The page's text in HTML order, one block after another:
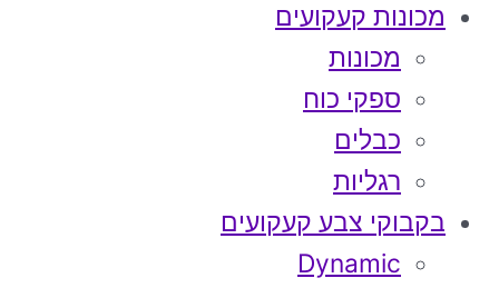
מכונות קעקועים
מכונות
ספקי כוח
כבלים
רגליות
בקבוקי צבע קעקועים
Dynamic